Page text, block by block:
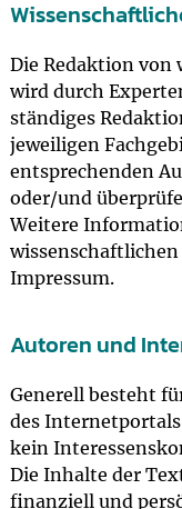
Die Redaktion
wird durch
ständiges
jeweiligen
entsprechenden
oder/und
Weitere
Impressum.
Autoren und
Generell besteht
des
kein
Die Inhalte der
finanziell und